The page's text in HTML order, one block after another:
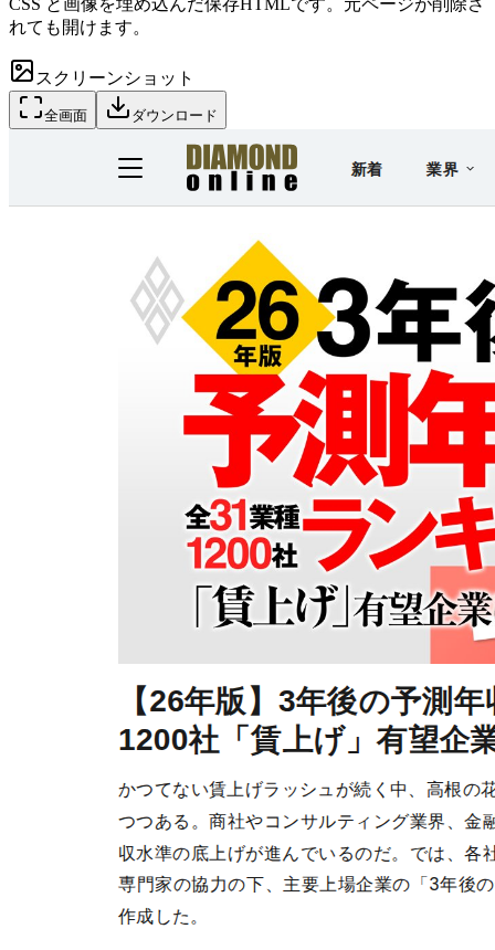
れても開けます。
スクリーンショット
全画面 ダウンロード